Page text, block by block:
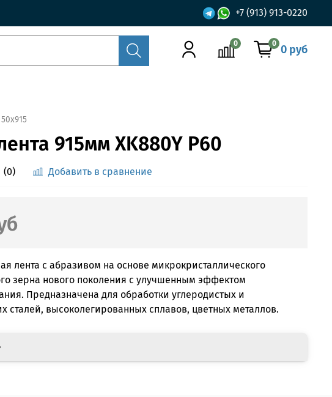
+7 (913) 913-0220
0 0 0 руб
915мм XK880Y P60
(0) Добавить в сравнение
лента с абразивом на основе микрокристаллического
зерна нового поколения с улучшенным эффектом
Предназначена для обработки углеродистых и
сталей, высоколегированных сплавов, цветных металлов.